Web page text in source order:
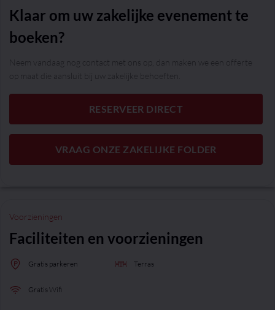
Klaar om uw zakelijke evenement te
boeken?
Neem vandaag nog contact met ons op, dan maken we een offerte
op maat die aansluit bij uw zakelijke behoeften.
RESERVEER DIRECT
VRAAG ONZE ZAKELIJKE FOLDER
Voorzieningen
Faciliteiten en voorzieningen
Gratis parkeren Terras
Gratis Wifi